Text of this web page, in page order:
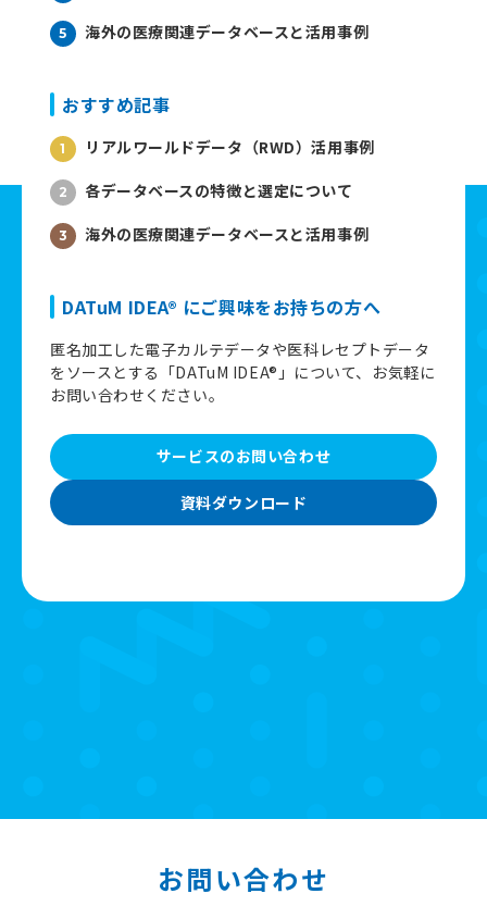
海外の医療関連データベースと活用事例
おすすめ記事
リアルワールドデータ（RWD）活用事例
各データベースの特徴と選定について
海外の医療関連データベースと活用事例
DATuM IDEA® にご興味をお持ちの方へ
匿名加工した電子カルテデータや医科レセプトデータ
をソースとする「DATuM IDEA®」について、お気軽に
お問い合わせください。
サービスのお問い合わせ
資料ダウンロード
お問い合わせ